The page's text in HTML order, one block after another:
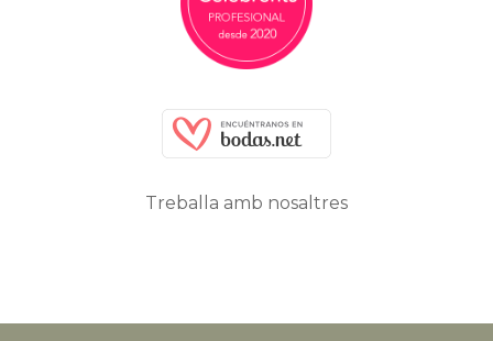
Treballa amb nosaltres